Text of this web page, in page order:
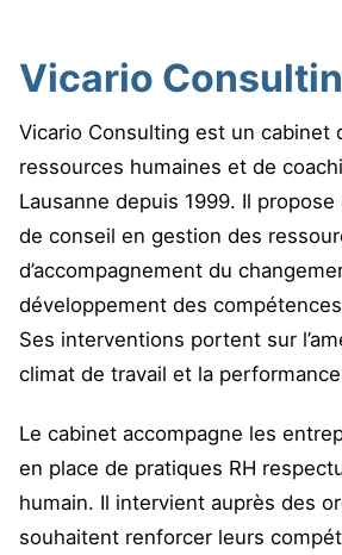
Vicario
Vicario Consulting est un cabinet
ressources humaines et de
Lausanne depuis 1999. Il
de conseil en gestion des
d’accompagnement du
développement des
Ses interventions portent sur
climat de travail et la
Le cabinet accompagne les
en place de pratiques RH
humain. Il intervient auprès des
souhaitent renforcer leurs